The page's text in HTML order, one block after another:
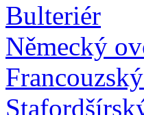
Bulteriér
Německý